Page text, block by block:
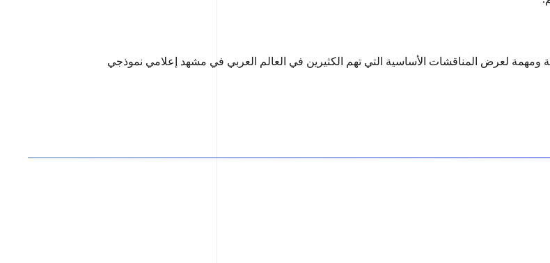
لعرض المناقشات الأساسية التي تهم الكثيرين في العالم العربي في مشهد إعلامي نموذجي